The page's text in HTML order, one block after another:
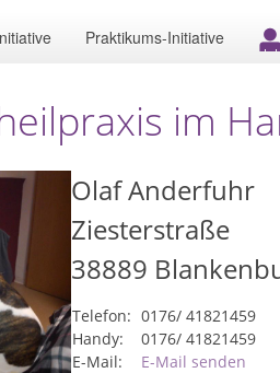
Praktikums-Initiative
im
Olaf Anderfuhr
Ziesterstraße
38889
Telefon: 0176/ 41821459
Handy:
0176/ 41821459
E-Mail:
E-Mail senden